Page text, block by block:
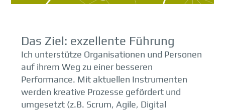
Das Ziel: exzellente Führung
Ich unterstütze Organisationen und Personen
auf ihrem Weg zu einer besseren
Performance. Mit aktuellen Instrumenten
werden kreative Prozesse gefördert und
umgesetzt (z.B. Scrum, Agile, Digital